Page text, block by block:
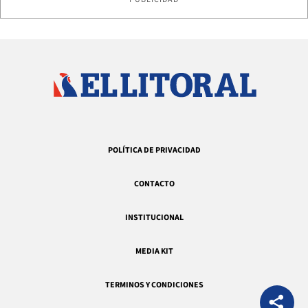
POLÍTICA DE PRIVACIDAD
CONTACTO
INSTITUCIONAL
MEDIA KIT
TERMINOS Y CONDICIONES